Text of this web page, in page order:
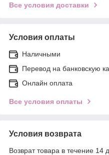
Все условия доставки
Условия оплаты
Наличными
Перевод на банковскую
Онлайн оплата
Все условия оплаты
Условия возврата
Возврат товара в течение 14